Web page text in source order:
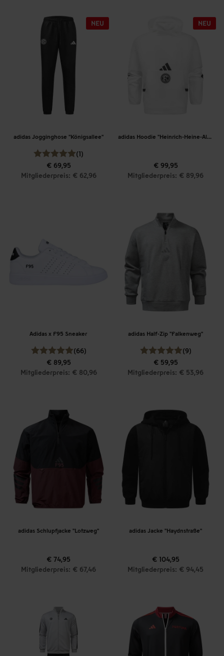
adidas Jogginghose "Königsallee"
(1)
€ 69,95
Mitgliederpreis: € 62,96
adidas Hoodie "Heinrich-Heine-Allee"
€ 99,95
Mitgliederpreis: € 89,96
Adidas x F95 Sneaker
(66)
€ 89,95
Mitgliederpreis: € 80,96
adidas Half-Zip "Falkenweg"
(9)
€ 59,95
Mitgliederpreis: € 53,96
adidas Schlupfjacke "Lotzweg"
€ 74,95
Mitgliederpreis: € 67,46
adidas Jacke "Haydnstraße"
€ 104,95
Mitgliederpreis: € 94,45